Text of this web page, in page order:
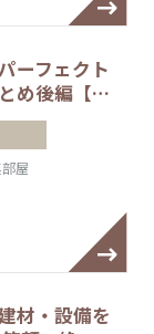
ーフェクト
め後編【…
屋
材・設備を